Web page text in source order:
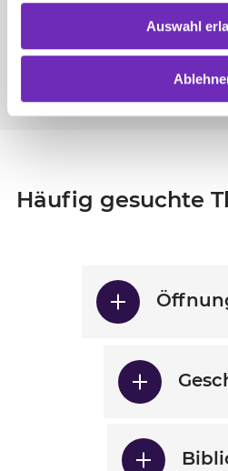
Auswahl
Veranstaltungen
Häufig gesuchte